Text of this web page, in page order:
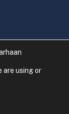
are using or